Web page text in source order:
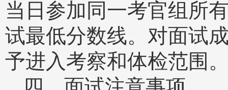
当日参加同一考官组所
试最低分数线。对面试
予进入考察和体检范围